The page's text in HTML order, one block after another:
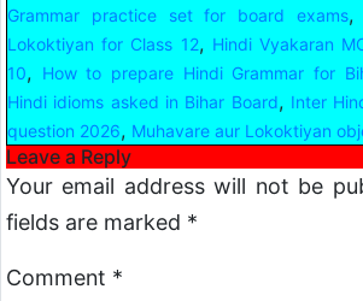
Grammar practice set for board exams,
Lokoktiyan for Class 12, Hindi Vyakaran
10, How to prepare Hindi Grammar for
Hindi idioms asked in Bihar Board, Inter
question 2026, Muhavare aur Lokoktiyan
Leave a Reply
Your email address will not be
fields are marked *
Comment *